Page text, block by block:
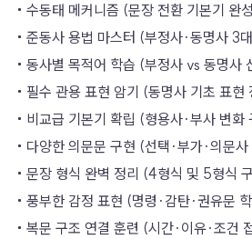
성인 영어
문법
고객센터
수동태 메커니즘 (문장 전환 기본기 완
준동사 용법 마스터 (부정사·동명사 3
동사별 목적어 학습 (부정사 vs 동명사
필수 관용 표현 암기 (동명사 기초 표현
비교급 기본기 확립 (형용사·부사 변화
다양한 의문문 구현 (선택·부가·의문사
문장 형식 완벽 정리 (4형식 및 5형식
풍부한 감정 표현 (명령·감탄·권유문
복문 구조 연결 훈련 (시간·이유·조건